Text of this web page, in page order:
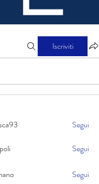
Iscriviti
Segui
Segui
Segui